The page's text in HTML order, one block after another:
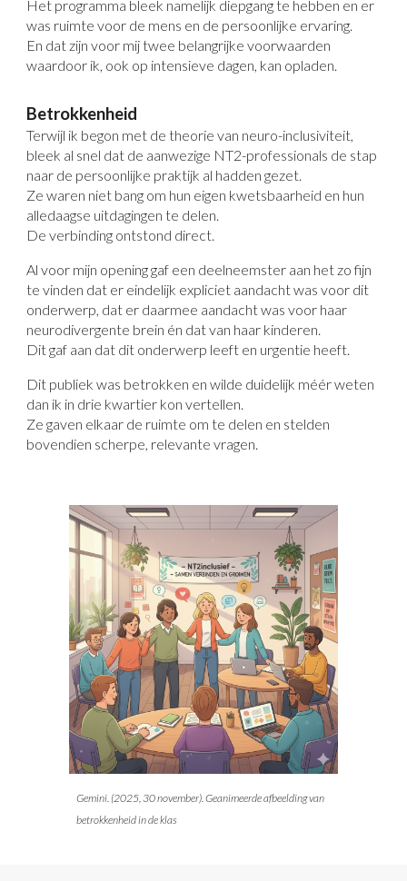
Het programma bleek namelijk diepgang te hebben en er
was ruimte voor de mens en de persoonlijke ervaring.
En dat zijn voor mij twee belangrijke voorwaarden
waardoor ik, ook op intensieve dagen, kan opladen.
Betrokkenheid
Terwijl ik begon met de theorie van neuro-inclusiviteit,
bleek al snel dat de aanwezige NT2-professionals de stap
naar de persoonlijke praktijk al hadden gezet.
Ze waren niet bang om hun eigen kwetsbaarheid en hun
alledaagse uitdagingen te delen.
De verbinding ontstond direct.
Al voor mijn opening gaf een deelneemster aan het zo fijn
te vinden dat er eindelijk expliciet aandacht was voor dit
onderwerp, dat er daarmee aandacht was voor haar
neurodivergente brein én dat van haar kinderen.
Dit gaf aan dat dit onderwerp leeft en urgentie heeft.
Dit publiek was betrokken en wilde duidelijk méér weten
dan ik in drie kwartier kon vertellen.
Ze gaven elkaar de ruimte om te delen en stelden
bovendien scherpe, relevante vragen.
Gemini. (2025, 30 november). Geanimeerde afbeelding van
betrokkenheid in de klas